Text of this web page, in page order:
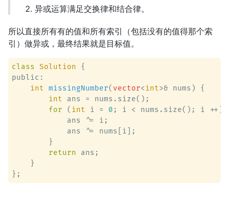
异或运算满足交换律和结合律。
所以直接所有有的值和所有索引（包括没有的值得那个索
引）做异或，最终结果就是目标值。
class Solution {
public:
int missingNumber( vector<int>& nums)
{
int ans = nums.size();
for ( int i = 0 ; i < nums.size(); i ++)
            ans ^= i;
            ans ^= nums[i];
        }
return ans;
    }